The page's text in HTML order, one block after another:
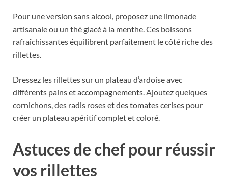
Pour une version sans alcool, proposez une limonade
artisanale ou un thé glacé à la menthe. Ces boissons
rafraîchissantes équilibrent parfaitement le côté riche des
rillettes.
Dressez les rillettes sur un plateau d’ardoise avec
différents pains et accompagnements. Ajoutez quelques
cornichons, des radis roses et des tomates cerises pour
créer un plateau apéritif complet et coloré.
Astuces de chef pour réussir
vos rillettes